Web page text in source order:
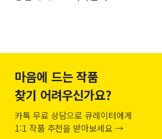
마음에 드는 작품
찾기 어려우신가요?
카톡 무료 상담으로 큐레이터에게
1:1 작품 추천을 받아보세요 →